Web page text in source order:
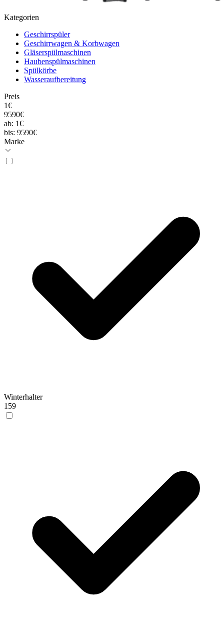
Kategorien
Geschirrspüler
Geschirrwagen & Korbwagen
Gläserspülmaschinen
Haubenspülmaschinen
Spülkörbe
Wasseraufbereitung
Preis
1€
9590€
ab: 1€
bis: 9590€
Marke
Winterhalter
159